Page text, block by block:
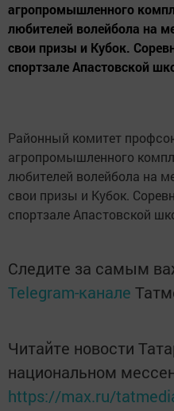
агропромышленного
любителей волейбола на
свои призы и Кубок.
спортзале Апастовской
Районный комитет
агропромышленного
любителей волейбола на
свои призы и Кубок.
спортзале Апастовской
Следите за самым
Telegram-канале
Читайте новости
национальном
https://max.ru/